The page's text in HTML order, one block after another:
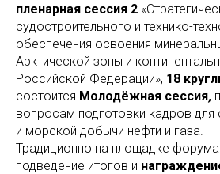
пленарная сессия 2
судостроительного и технико-
обеспечения освоения
Арктической зоны и
Российской Федерации», 18
состоится Молодёжная сессия,
вопросам подготовки кадров для
и морской добычи нефти и газа.
Традиционно на площадке форума
подведение итогов и